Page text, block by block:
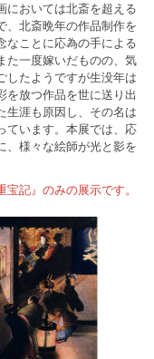
においては北斎を超える
、北斎晩年の作品制作を
なことに応為の手による
た一度嫁いだものの、気
したようですが生没年は
を放つ作品を世に送り出
生涯も原因し、その名は
ています。本展では、応
、様々な絵師が光と影を
記』のみの展示です。